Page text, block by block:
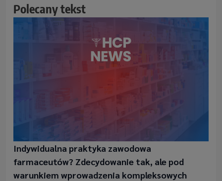
Polecany tekst
Indywidualna praktyka zawodowa
farmaceutów? Zdecydowanie tak, ale pod
warunkiem wprowadzenia kompleksowych